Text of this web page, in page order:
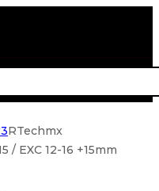
RTechmx
/ EXC 12-16 +15mm